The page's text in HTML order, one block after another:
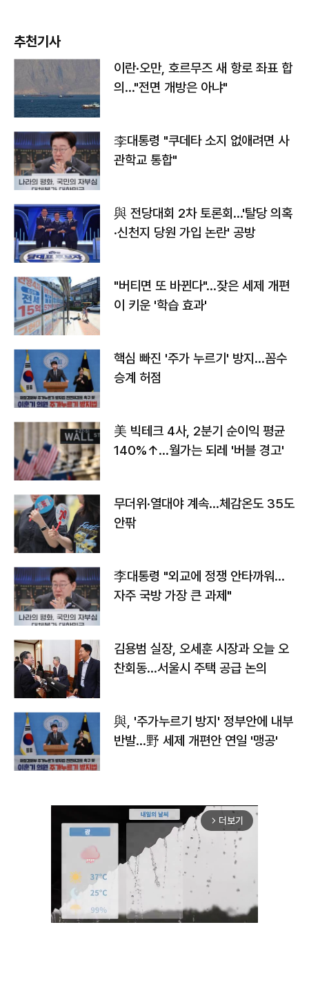
추천기사
이란·오만, 호르무즈 새 항로 좌표 합
의…"전면 개방은 아냐"
李대통령 "쿠데타 소지 없애려면 사
관학교 통합"
與 전당대회 2차 토론회…'탈당 의혹
·신천지 당원 가입 논란' 공방
"버티면 또 바뀐다"…잦은 세제 개편
이 키운 '학습 효과'
핵심 빠진 '주가 누르기' 방지…꼼수
승계 허점
美 빅테크 4사, 2분기 순이익 평균
140%↑…월가는 되레 '버블 경고'
무더위·열대야 계속…체감온도 35도
안팎
李대통령 "외교에 정쟁 안타까워…
자주 국방 가장 큰 과제"
김용범 실장, 오세훈 시장과 오늘 오
찬회동...서울시 주택 공급 논의
與, '주가누르기 방지' 정부안에 내부
반발…野 세제 개편안 연일 '맹공'
arrow_forward_ios 더보기